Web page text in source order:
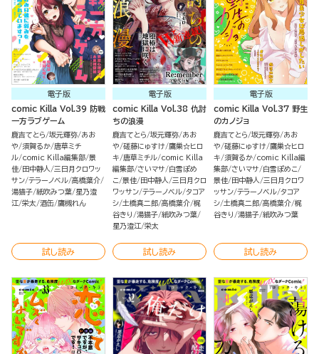
電子版
comic Killa Vol.39 防戦
一方ラブゲーム
鹿吉てとら 坂元輝弥 あお
や 須賀るか 唐草ミチ
ル comic Killa編集部 景
佳 田中静人 三日月クロワッ
サン テラーノベル 高橋葉介
湯猫子 紙吹みつ葉 星乃澄
江 栄太 酒缶 鷹槻れん
試し読み
電子版
comic Killa Vol.38 仇討
ちの浪漫
鹿吉てとら 坂元輝弥 あお
や 磋藤にゅすけ 鷹巣☆ヒロ
キ
唐草ミチル comic Killa
編集部 さいマサ
白雪ぽめ
こ 景佳 田中静人 三日月クロ
ワッサン テラーノベル タコア
シ 土橋真二郎 高橋葉介 梶
谷きり
湯猫子 紙吹みつ葉
星乃澄江 栄太
試し読み
電子版
comic Killa Vol.37 野生
のカノジョ
鹿吉てとら 坂元輝弥 あお
や 磋藤にゅすけ 鷹巣☆ヒロ
キ 須賀るか comic Killa編
集部 さいマサ
白雪ぽめこ
景佳 田中静人 三日月クロワ
ッサン テラーノベル タコア
シ 土橋真二郎 高橋葉介 梶
谷きり
湯猫子 紙吹みつ葉
試し読み